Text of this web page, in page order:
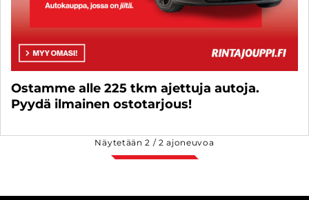
Ostamme alle 225 tkm ajettuja autoja.
Pyydä ilmainen ostotarjous!
Näytetään2 /2 ajoneuvoa